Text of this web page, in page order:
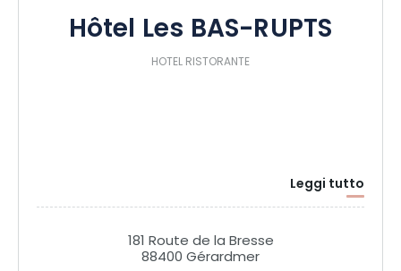
Hôtel Les BAS-RUPTS
HOTEL RISTORANTE
Leggi tutto
181 Route de la Bresse
88400 Gérardmer